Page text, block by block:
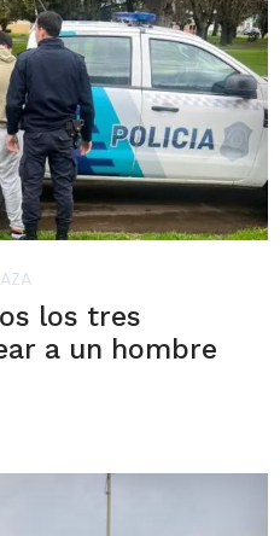
los tres
a un hombre